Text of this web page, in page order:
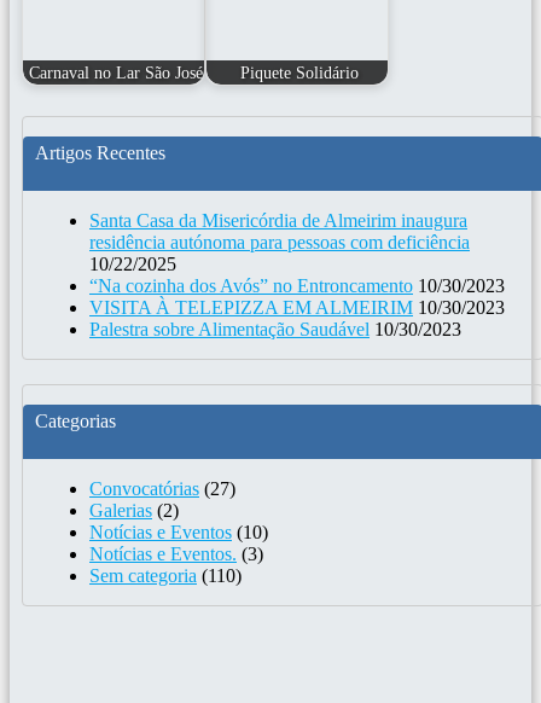
Carnaval no Lar São José Piquete Solidário
Artigos Recentes
Santa Casa da Misericórdia de Almeirim inaugura
residência autónoma para pessoas com deficiência
10/22/2025
“Na cozinha dos Avós” no Entroncamento 10/30/2023
VISITA À TELEPIZZA EM ALMEIRIM 10/30/2023
Palestra sobre Alimentação Saudável 10/30/2023
Categorias
Convocatórias (27)
Galerias (2)
Notícias e Eventos (10)
Notícias e Eventos. (3)
Sem categoria (110)